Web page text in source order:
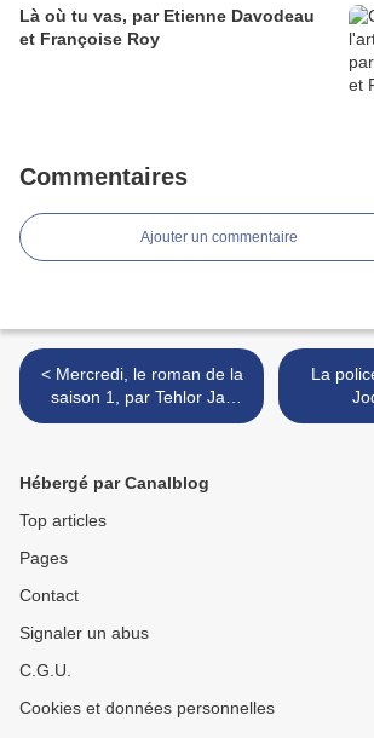
Là où tu vas, par Etienne Davodeau
et Françoise Roy
Commentaires
Ajouter un commentaire
< Mercredi, le roman de la
saison 1, par Tehlor Jay
Mejia
La
Hébergé par Canalblog
Top articles
Pages
Contact
Signaler un abus
C.G.U.
Cookies et données personnelles